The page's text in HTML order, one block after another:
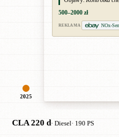
2025
500–2000 zł
REKLAMA NOx-
CLA 220 d· Diesel· 190 PS